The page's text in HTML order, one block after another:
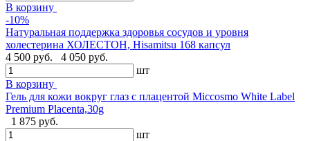
В корзину
-10%
Натуральная поддержка здоровья сосудов и уровня
холестерина ХОЛЕСТОН, Hisamitsu 168 капсул
4 500 руб.
4 050 руб.
шт
В корзину
Гель для кожи вокруг глаз с плацентой Miccosmo White Label
Premium Placenta,30g
1 875 руб.
шт